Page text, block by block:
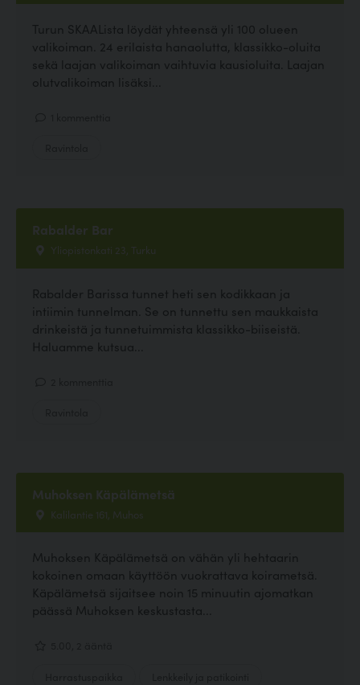
Turun SKAALista löydät yhteensä yli 100 olueen
valikoiman. 24 erilaista hanaolutta, klassikko-oluita
sekä laajan valikoiman vaihtuvia kausioluita. Laajan
olutvalikoiman lisäksi...
Rabalder Bar
Yliopistonkati 23, Turku
Rabalder Barissa tunnet heti sen kodikkaan ja
intiimin tunnelman. Se on tunnettu sen maukkaista
drinkeistä ja tunnetuimmista klassikko-biiseistä.
Haluamme kutsua...
Muhoksen Käpälämetsä
Kalilantie 161, Muhos
Muhoksen Käpälämetsä on vähän yli hehtaarin
kokoinen omaan käyttöön vuokrattava koirametsä.
Käpälämetsä sijaitsee noin 15 minuutin ajomatkan
päässä Muhoksen keskustasta...